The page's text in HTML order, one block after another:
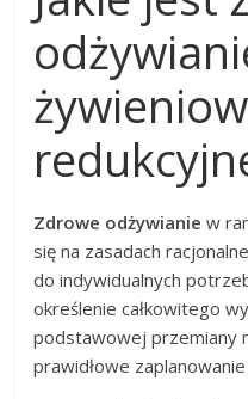
Zdrowe odżywianie w
się na zasadach
do indywidualnych
określenie całkowitego
podstawowej przemiany
prawidłowe zaplanowanie